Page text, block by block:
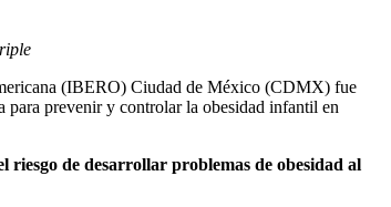
(IBERO) Ciudad de México (CDMX) fue
para prevenir y controlar la obesidad infantil en
riesgo de desarrollar problemas de obesidad al